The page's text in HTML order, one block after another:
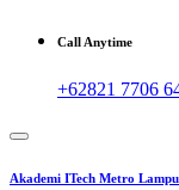
Call Anytime
+62821 7706
Akademi ITech Metro